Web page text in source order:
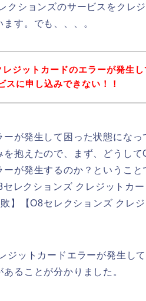
クションズのサービスをクレ
す。でも、、、。
ジットカードのエラーが発生し
スに申し込みできない！！
が発生して困った状態になっ
抱えたので、まず、どうし
が発生するのか？ということ
レクションズ クレジットカ
】【O8セレクションズ クレ
ジットカードエラーが発生し
ることが分かりました。